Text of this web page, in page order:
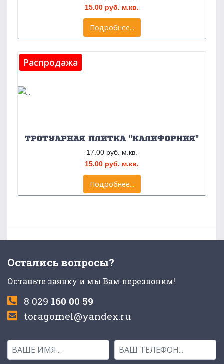
15.00 руб. м.кв.
Подробнее...
Распродажа
ТРОТУАРНАЯ ПЛИТКА "КАЛИФОРНИЯ"
17.00 руб. м.кв.
15.00 руб. м.кв.
Подробнее...
Остались вопросы?
Оставьте заявку и мы Вам перезвоним!
8 029 160 00 59
toragomel@yandex.ru